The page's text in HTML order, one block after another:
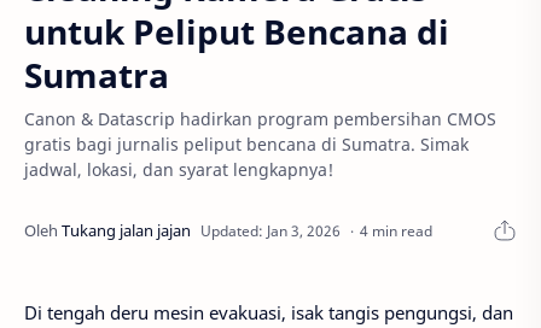
untuk Peliput Bencana di
Sumatra
Canon & Datascrip hadirkan program pembersihan CMOS
gratis bagi jurnalis peliput bencana di Sumatra. Simak
jadwal, lokasi, dan syarat lengkapnya!
4 min read
Di tengah deru mesin evakuasi, isak tangis pengungsi, dan